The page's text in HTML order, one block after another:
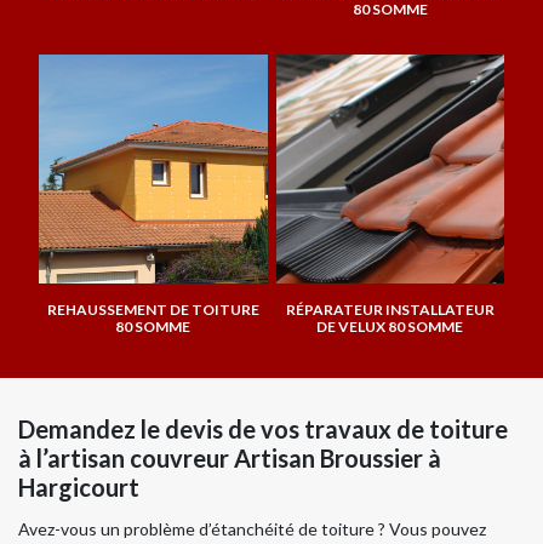
80 SOMME
REHAUSSEMENT DE TOITURE
80 SOMME
RÉPARATEUR INSTALLATEUR
DE VELUX 80 SOMME
Demandez le devis de vos travaux de toiture
à l’artisan couvreur Artisan Broussier à
Hargicourt
Avez-vous un problème d’étanchéité de toiture ? Vous pouvez